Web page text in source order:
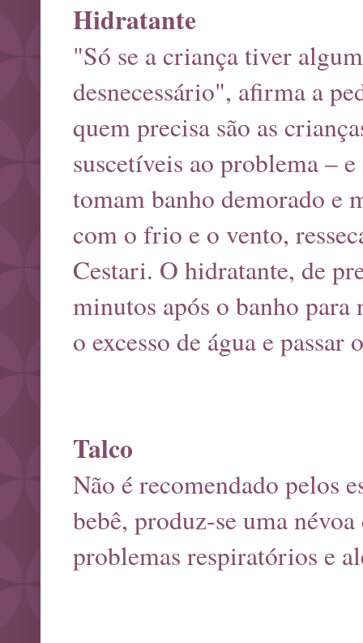
Hidratante
"Só se a criança tiver
desnecessário", afirma a
quem precisa são as
suscetíveis ao problema –
tomam banho demorado e
com o frio e o vento,
Cestari. O hidratante, de
minutos após o banho
o excesso de água e passar
Talco
Não é recomendado pelos
bebê, produz-se uma
problemas respiratórios e